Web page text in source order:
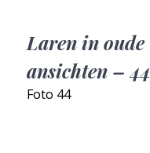
Laren in oude
ansichten – 44
Foto 44